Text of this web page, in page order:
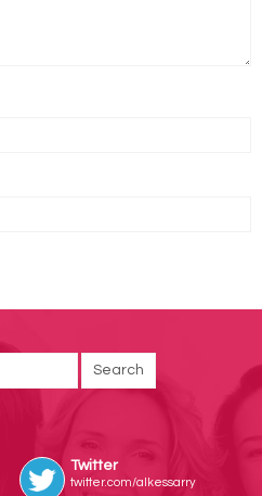
Twitter
twitter.com/alkessarry